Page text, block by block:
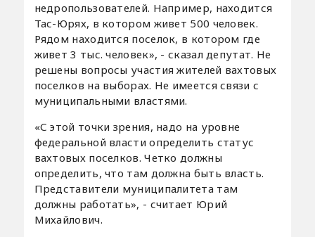
недропользователей. Например, находится
Тас-Юрях, в котором живет 500 человек.
Рядом находится поселок, в котором где
живет 3 тыс. человек», - сказал депутат. Не
решены вопросы участия жителей вахтовых
поселков на выборах. Не имеется связи с
муниципальными властями.
«С этой точки зрения, надо на уровне
федеральной власти определить статус
вахтовых поселков. Четко должны
определить, что там должна быть власть.
Представители муниципалитета там
должны работать», - считает Юрий
Михайлович.